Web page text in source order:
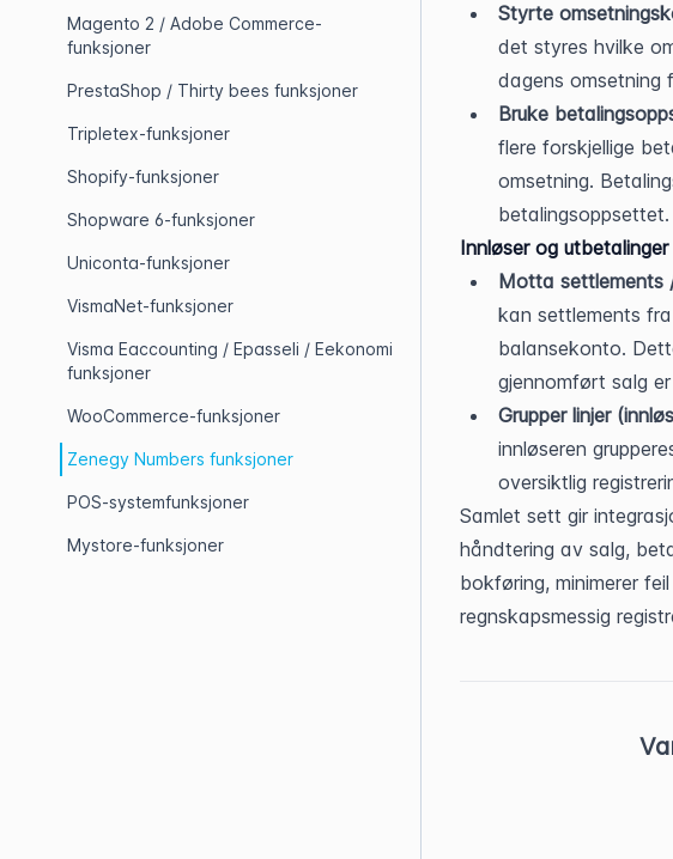
Magento 2 / Adobe Commerce-
funksjoner
PrestaShop / Thirty bees funksjoner
Tripletex-funksjoner
Shopify-funksjoner
Shopware 6-funksjoner
Uniconta-funksjoner
VismaNet-funksjoner
Visma Eaccounting / Epasseli / Eekonomi
funksjoner
WooCommerce-funksjoner
Zenegy Numbers funksjoner
POS-systemfunksjoner
Mystore-funksjoner
Styrte
det styres hvilke
dagens omsetning
Bruke
flere forskjellige
omsetning.
betalingsoppsettet.
Innløser og utbetalinger
Motta settlements
kan settlements
balansekonto.
gjennomført salg
Grupper linjer
innløseren
oversiktlig
Samlet sett gir
håndtering av salg,
bokføring, minimerer
regnskapsmessig